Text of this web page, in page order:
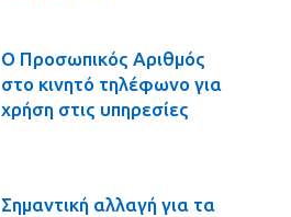
Ο Προσωπικός Αριθμός
στο κινητό τηλέφωνο για
χρήση στις υπηρεσίες
Σημαντική αλλαγή για τα